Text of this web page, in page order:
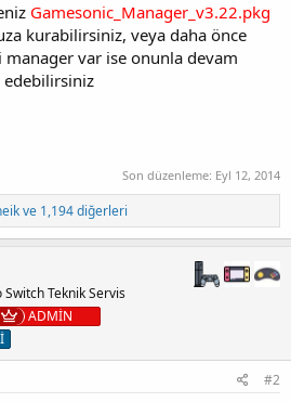
Gamesonic_Manager_v3.22.pkg
kurabilirsiniz, veya daha önce
manager var ise onunla devam
edebilirsiniz
Son düzenleme: Eyl 12, 2014
ve 1,194 diğerleri
Switch Teknik Servis
ADMİN
#2